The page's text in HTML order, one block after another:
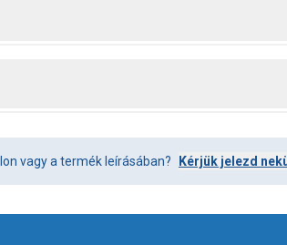
vagy a termék leírásában? Kérjük jelezd